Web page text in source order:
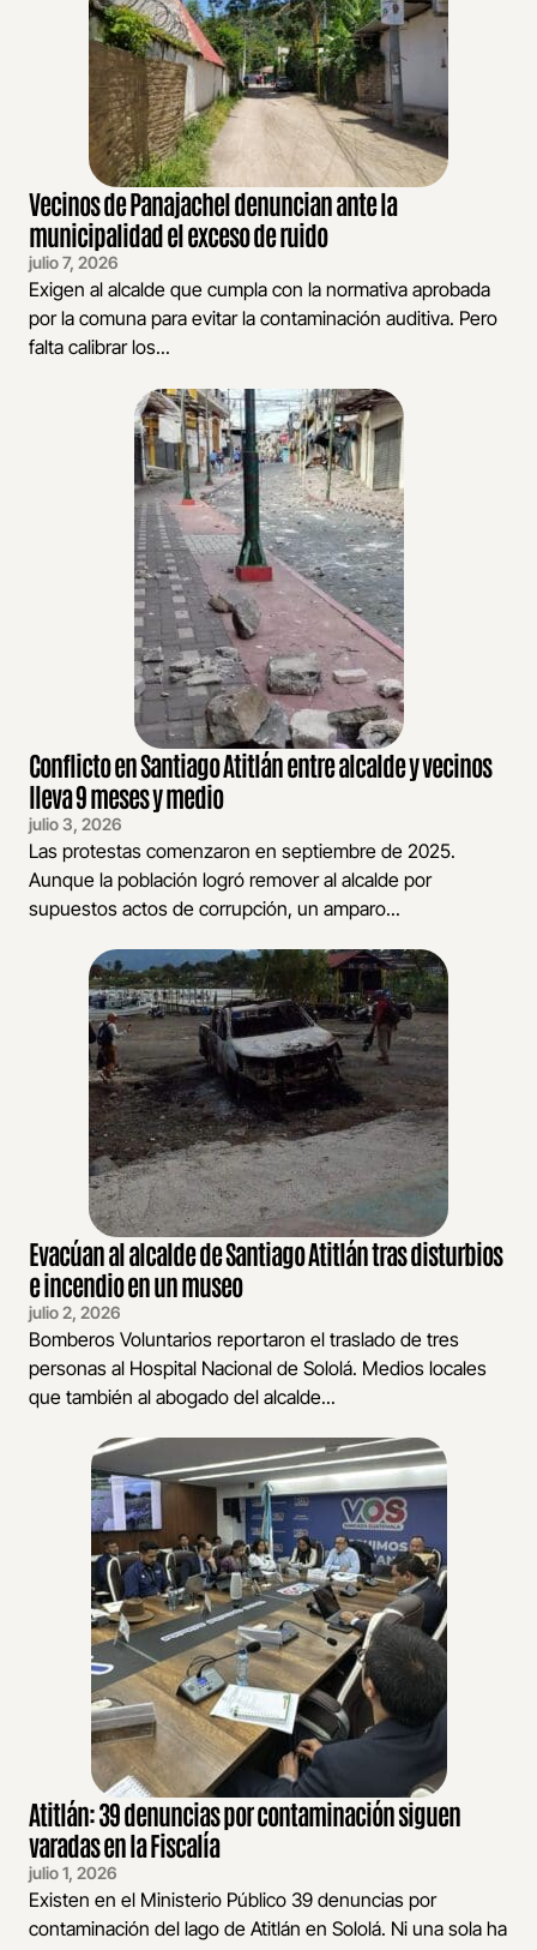
Vecinos de Panajachel denuncian ante la
municipalidad el exceso de ruido
julio 7, 2026
Exigen al alcalde que cumpla con la normativa aprobada
por la comuna para evitar la contaminación auditiva. Pero
falta calibrar los...
Conflicto en Santiago Atitlán entre alcalde y vecinos
lleva 9 meses y medio
julio 3, 2026
Las protestas comenzaron en septiembre de 2025.
Aunque la población logró remover al alcalde por
supuestos actos de corrupción, un amparo...
Evacúan al alcalde de Santiago Atitlán tras disturbios
e incendio en un museo
julio 2, 2026
Bomberos Voluntarios reportaron el traslado de tres
personas al Hospital Nacional de Sololá. Medios locales
que también al abogado del alcalde...
Atitlán: 39 denuncias por contaminación siguen
varadas en la Fiscalía
julio 1, 2026
Existen en el Ministerio Público 39 denuncias por
contaminación del lago de Atitlán en Sololá. Ni una sola ha